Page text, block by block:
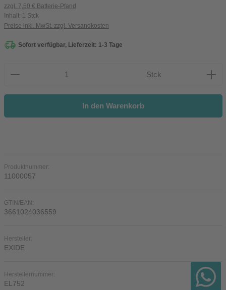
zzgl. 7,50 € Batterie-Pfand
Inhalt: 1 Stck
Preise inkl. MwSt. zzgl. Versandkosten
Sofort verfügbar, Lieferzeit: 1-3 Tage
Produkt Anzahl: Gib den gewünschten Wert ein oder
Stck
In den Warenkorb
Produktnummer:
11000057
GTIN/EAN:
3661024036559
Hersteller:
EXIDE
Herstellernummer:
EL752